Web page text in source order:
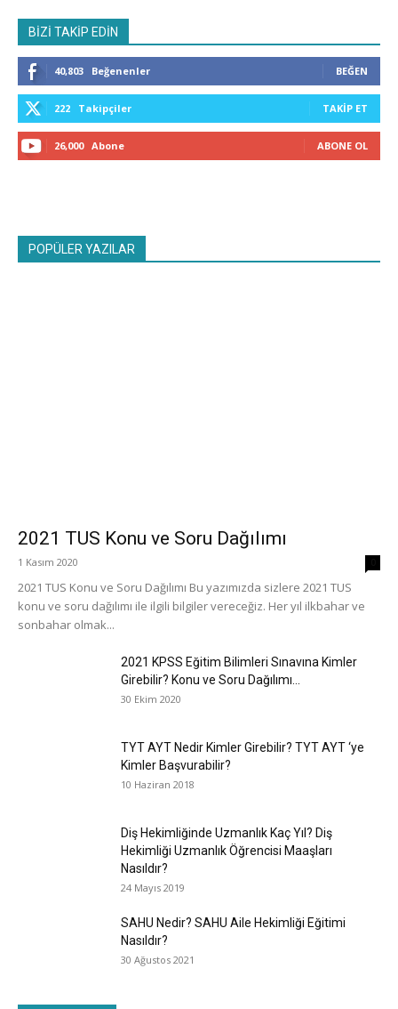
BİZİ TAKİP EDİN
40,803 Beğenenler BEĞEN
222 Takipçiler TAKIP ET
26,000 Abone ABONE OL
POPÜLER YAZILAR
2021 TUS Konu ve Soru Dağılımı
1 Kasım 2020
2021 TUS Konu ve Soru Dağılımı Bu yazımızda sizlere 2021 TUS
konu ve soru dağılımı ile ilgili bilgiler vereceğiz. Her yıl ilkbahar ve
sonbahar olmak...
2021 KPSS Eğitim Bilimleri Sınavına Kimler
Girebilir? Konu ve Soru Dağılımı...
30 Ekim 2020
TYT AYT Nedir Kimler Girebilir? TYT AYT ‘ye
Kimler Başvurabilir?
10 Haziran 2018
Diş Hekimliğinde Uzmanlık Kaç Yıl? Diş
Hekimliği Uzmanlık Öğrencisi Maaşları
Nasıldır?
24 Mayıs 2019
SAHU Nedir? SAHU Aile Hekimliği Eğitimi
Nasıldır?
30 Ağustos 2021